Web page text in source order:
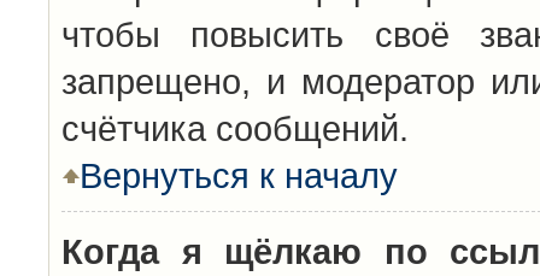
чтобы повысить своё
запрещено, и модератор
счётчика сообщений.
Вернуться к началу
Когда я щёлкаю по